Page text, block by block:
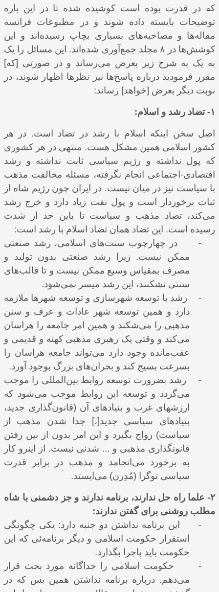
که در قدرت بوده است کوشیده شده تا در این باره
توضیحات بایسته داده شوند و در مطبوعات فرانسه
مقاله‌ها و مصاحبه‌های بسیاری بچاپ رسیده‌‌اند و این
کوشش‌ها در ۸ مجلد جمع‌آوری شده‌اند. این مسائل را یک
به یک به شرح زیر بعرض می‌رساند و در صورتی [که]
مقرر فرمودید درباره پاسخ‌ها نیز نظرها اظهار شوند، در
نوبت دیگر بعرض [خواهد] رساند:
۱- تضاد رشد و اسلام:
اصل سخن اینکه اسلام با رشد در تضاد است. در هر
کشور اسلامی همین مشکل هست. منتهی در هر کشوری
که پول نداشته و رژیم سیاسی ثابت نداشته و رشد
اقتصادی-اجتماعی انجام نگرفته، مسئله مخالفت مذهب
با سیاست نیز در میان نیست. در ایران چون رژیم شاه از
ثبات برخوردار است و پول نفت زیاد دارد و خرج رشد
می‌‌کند، تضاد مذهب و سیاست تا باین حد از شدت
رسیده است. این تضاد همان تضاد اسلام با رشد است:
-
در چهارچوب سنت‌های اسلامی، رشد صنعتی
ممکن نیست. زیرا رشد صنعتی بدون تولید و
مصرف بمقیاس وسیع ممکن نیست و تا قالب‌های
سنتی نشکنند، این رشد میسر نمی‌شود.
-
رشد با توسعه شهرسازی و توسعه شهرها ملازمه
دارد و همین توسعه شهر عادات و عرف و سنن
مذهبی را می‌شکند و همین امر جامعه را هراسان
می‌کند و وقتی یک رهبری مذهبی کهنه و قدیمی و
عقب‌مانده وجود دارد می‌تواند جامعه هراسان را
بسرعت بسیج کند و بحران‌های بزرگ بوجود آورد.
-
رشد بضرورت توسعه روابط بین‌المللی را موجب
می‌گردد و توسعه این روابط موجب می‌شود که
ارزشهای غرب و بنیادهای آن (قانون‌گذاری جدید،
بنیادهای سیاسی جدید[،] جدا شدن مذهب از
سیاست) رواج بگیرد و این امر بدون از بین رفتن
قانونگذاری مذهبی و ... شدنی نیست. از اینرو کار
به برخورد می‌انجامد و مذهب در برابر قدرت
سیاسی نوگرا (مُدِرن) می‌ایستد.
۲- علما راه حل ندارند، برنامه ندارند و جز دشمنی با شاه
مطلب روشنی برای گفتن ندارند:
-
این برنامه نداشتن دو جنبه دارد: یکی چگونگی
استقرار حکومت اسلامی و دیگر برنامه‌ئی که این
حکومت باید باجرا بگذارد.
-
حکومت اسلامی را جداگانه مورد بحث قرار
می‌دهم. درباره برنامه نداشتن همین بس که در